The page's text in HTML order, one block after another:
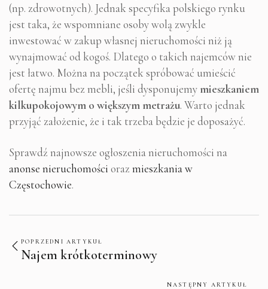
(np. zdrowotnych). Jednak specyfika polskiego rynku
jest taka, że wspomniane osoby wolą zwykle
inwestować w zakup własnej nieruchomości niż ją
wynajmować od kogoś. Dlatego o takich najemców nie
jest łatwo. Można na początek spróbować umieścić
ofertę najmu bez mebli, jeśli dysponujemymieszkaniem
kilkupokojowym o większym metrażu. Warto jednak
przyjąć założenie, że i tak trzeba będzie je doposażyć.
Sprawdź najnowsze ogłoszenia nieruchomości na
anonse nieruchomości oraz mieszkania w
Częstochowie.
POPRZEDNI ARTYKUŁ
Najem krótkoterminowy
NASTĘPNY ARTYKUŁ